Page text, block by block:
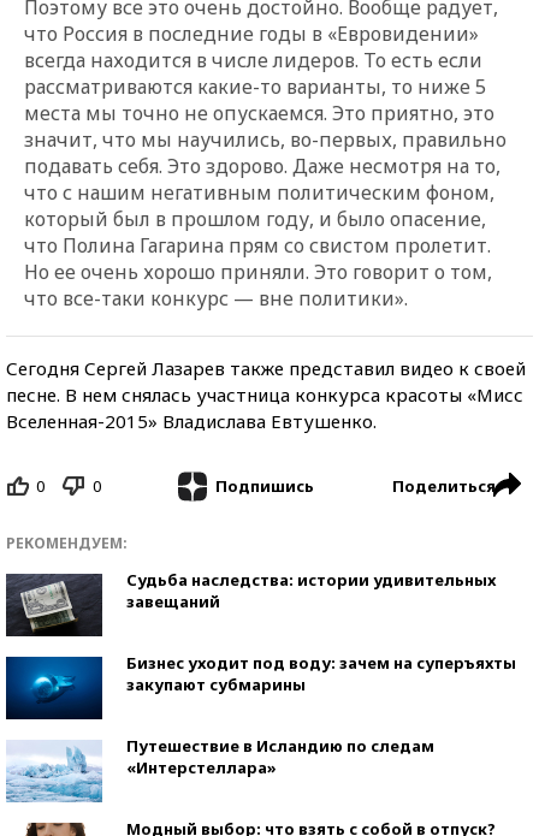
Поэтому все это очень достойно. Вообще радует,
что Россия в последние годы в «Евровидении»
всегда находится в числе лидеров. То есть если
рассматриваются какие-то варианты, то ниже 5
места мы точно не опускаемся. Это приятно, это
значит, что мы научились, во-первых, правильно
подавать себя. Это здорово. Даже несмотря на то,
что с нашим негативным политическим фоном,
который был в прошлом году, и было опасение,
что Полина Гагарина прям со свистом пролетит.
Но ее очень хорошо приняли. Это говорит о том,
что все-таки конкурс — вне политики».
Сегодня Сергей Лазарев также представил видео к своей
песне. В нем снялась участница конкурса красоты «Мисс
Вселенная-2015» Владислава Евтушенко.
0 0 Подпишись Поделиться
РЕКОМЕНДУЕМ:
Судьба наследства: истории удивительных
завещаний
Бизнес уходит под воду: зачем на суперъяхты
закупают субмарины
Путешествие в Исландию по следам
«Интерстеллара»
Модный выбор: что взять с собой в отпуск?